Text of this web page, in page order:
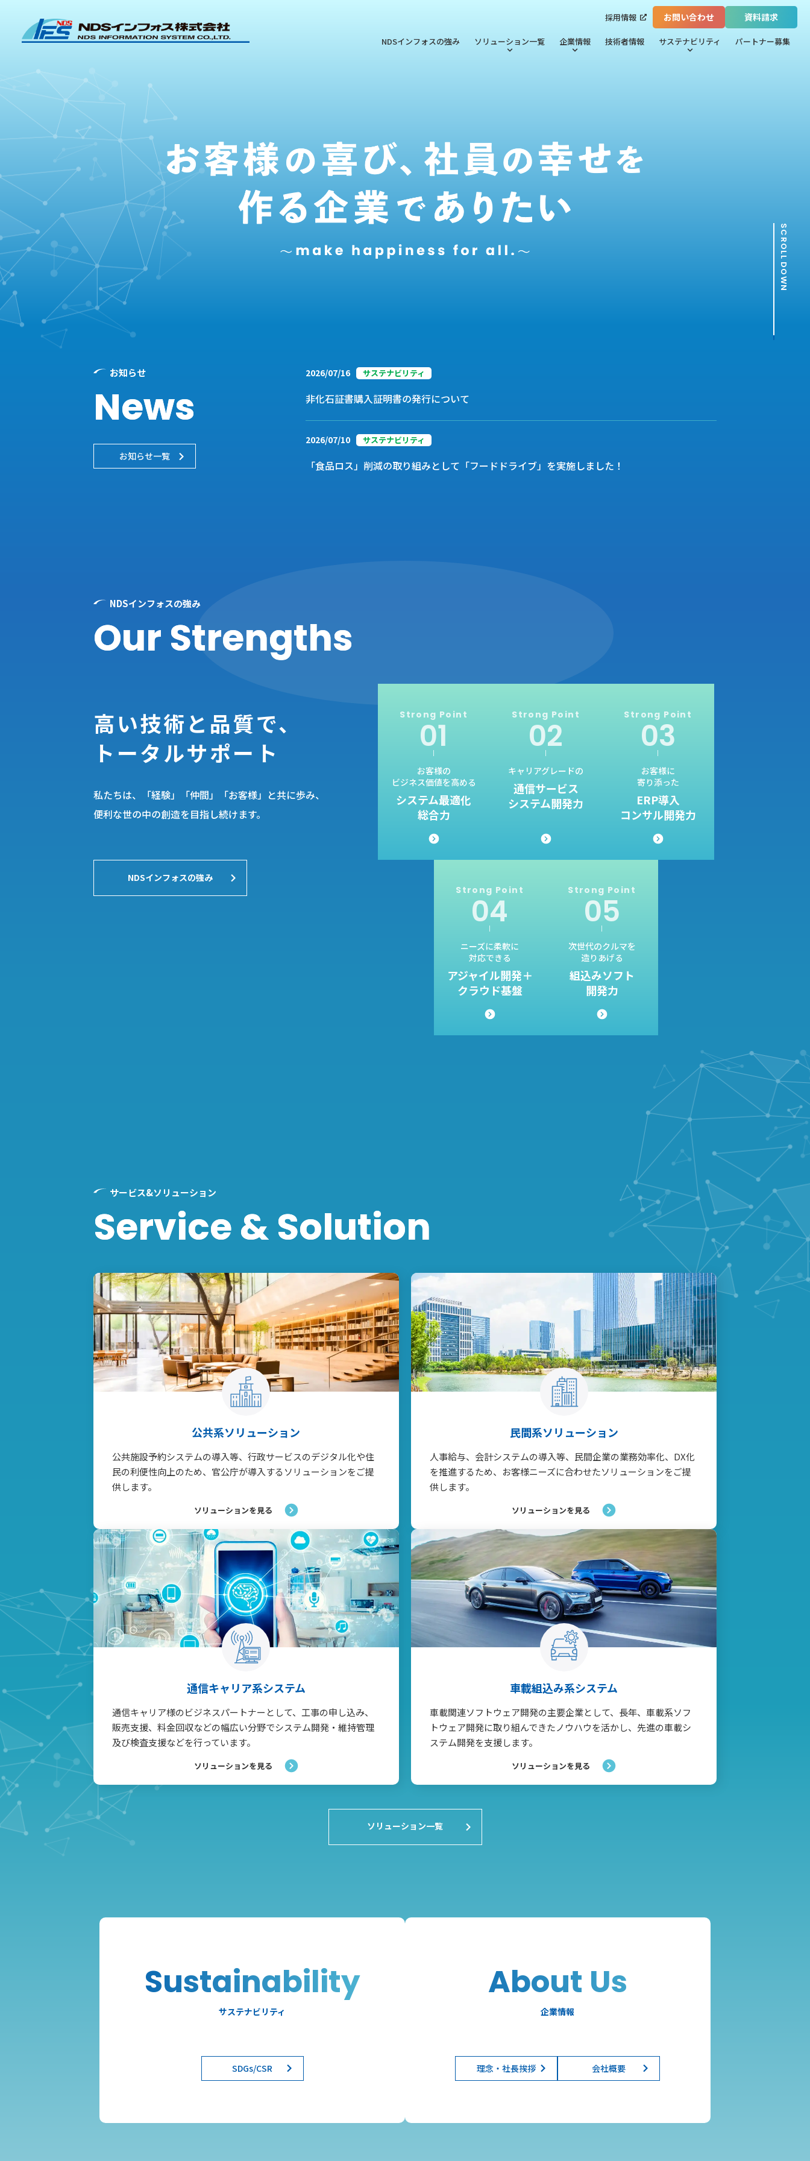
NDSインフォスの強み ソリューション一覧 企業情報 技術者情報 サステナビリティ パートナー募集
採用情報 お問い合わせ 資料請求
SCROLL DOWN
お知らせ
News
お知らせ一覧
2026/07/16 サステナビリティ
非化石証書購入証明書の発行について
2026/07/10 サステナビリティ
「食品ロス」削減の取り組みとして「フードドライブ」を実施しました！
NDSインフォスの強み
Our Strengths
高い技術と品質で、
トータルサポート
私たちは、「経験」「仲間」「お客様」と共に歩み、
便利な世の中の創造を目指し続けます。
NDSインフォスの強み
Strong Point
お客様の
ビジネス価値を高める
システム最適化
総合力
Strong Point
キャリアグレードの
通信サービス
システム開発力
Strong Point
お客様に
寄り添った
ERP導入
コンサル開発力
Strong Point
ニーズに柔軟に
対応できる
アジャイル開発＋
クラウド基盤
Strong Point
次世代のクルマを
造りあげる
組込みソフト
開発力
サービス&ソリューション
Service & Solution
公共系ソリューション
公共施設予約システムの導入等、行政サービスのデジタル化や住
民の利便性向上のため、官公庁が導入するソリューションをご提
供します。
ソリューションを見る
民間系ソリューション
人事給与、会計システムの導入等、民間企業の業務効率化、DX化
を推進するため、お客様ニーズに合わせたソリューションをご提
供します。
ソリューションを見る
通信キャリア系システム
通信キャリア様のビジネスパートナーとして、工事の申し込み、
販売支援、料金回収などの幅広い分野でシステム開発・維持管理
及び検査支援などを行っています。
ソリューションを見る
車載組込み系システム
車載関連ソフトウェア開発の主要企業として、長年、車載系ソフ
トウェア開発に取り組んできたノウハウを活かし、先進の車載シ
ステム開発を支援します。
ソリューションを見る
ソリューション一覧
Sustainability
サステナビリティ
SDGs/CSR
About Us
企業情報
理念・社長挨拶 会社概要